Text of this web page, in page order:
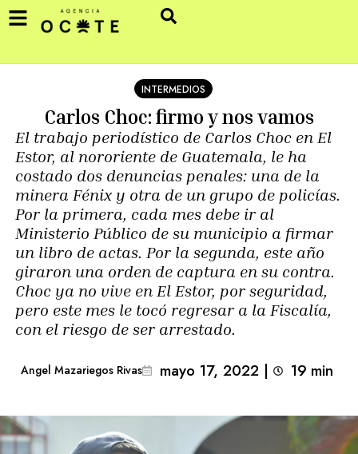
INTERMEDIOS
Carlos Choc: firmo y nos vamos
El trabajo periodístico de Carlos Choc en El
Estor, al nororiente de Guatemala, le ha
costado dos denuncias penales: una de la
minera Fénix y otra de un grupo de policías.
Por la primera, cada mes debe ir al
Ministerio Público de su municipio a firmar
un libro de actas. Por la segunda, este año
giraron una orden de captura en su contra.
Choc ya no vive en El Estor, por seguridad,
pero este mes le tocó regresar a la Fiscalía,
con el riesgo de ser arrestado.
Angel Mazariegos Rivas mayo 17, 2022 | 19 min